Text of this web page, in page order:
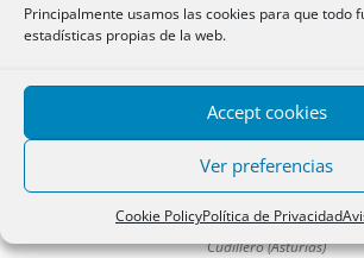
Principalmente usamos las cookies para que todo
estadísticas propias de la web.
Accept cookies
Ver preferencias
Cookie PolicyPolítica de Privacidad
Cudillero (Asturias)